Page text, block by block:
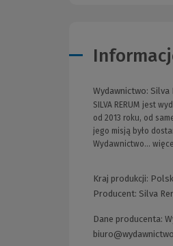
Wydawnictwo: Silva
SILVA RERUM jest
od 2013 roku, od
jego misją było
Wydawnictwo...
Kraj produkcji:
Producent: Silva
Dane producenta: